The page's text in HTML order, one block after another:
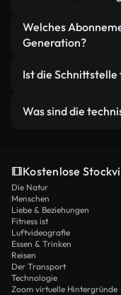
Gegensatz zu
gesehenen
Ja, Kling 3.0 4K
erzeugen, das
Welches
Generation?
einzelne
Mitglieder
Ist die
keine
die KI die
Was sind die
können
repräsentiert den
Technologie.
Kostenlose
Die Natur
Menschen
Liebe & Beziehungen
Fitness ist
Luftvideografie
Essen & Trinken
Reisen
Der Transport
Technologie
Zoom virtuelle Hintergründe